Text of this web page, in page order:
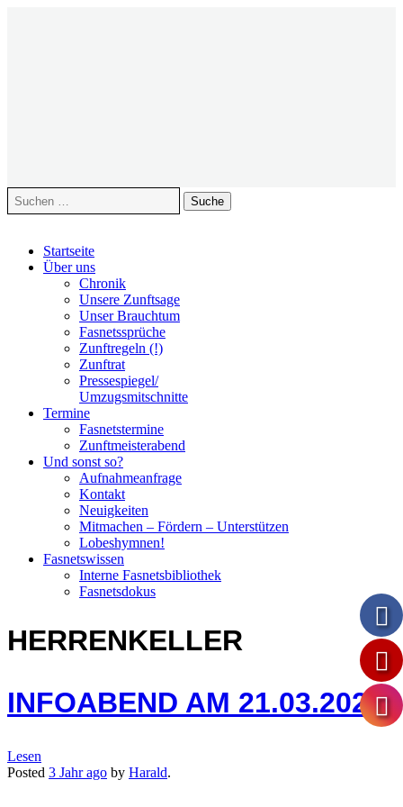
Suche
nach:
Zum
Inhalt
Startseite
Über uns
Chronik
Unsere Zunftsage
Unser Brauchtum
Fasnetssprüche
Zunftregeln (!)
Zunftrat
Pressespiegel/
Umzugsmitschnitte
Termine
Fasnetstermine
Zunftmeisterabend
Und sonst so?
Aufnahmeanfrage
Kontakt
Neuigkeiten
Mitmachen – Fördern – Unterstützen
Lobeshymnen!
Fasnetswissen
Interne Fasnetsbibliothek
Fasnetsdokus
HERRENKELLER
INFOABEND AM 21.03.2023
Lesen
Posted 3 Jahrago by Harald.